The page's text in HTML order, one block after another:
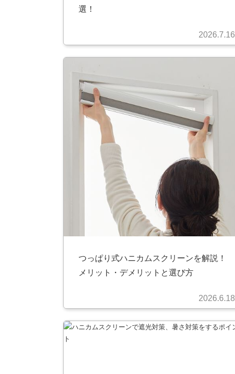
選！
2026.7.16
つっぱり式ハニカムスクリーンを解説！
メリット・デメリットと選び方
2026.6.18